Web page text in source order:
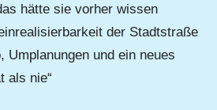
hätte sie vorher wissen
der Stadtstraße
Umplanungen und ein neues
als nie“